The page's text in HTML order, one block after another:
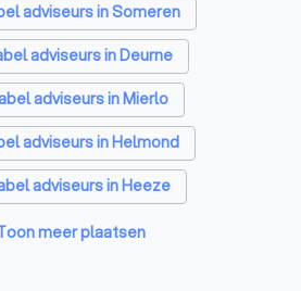
adviseurs in Someren
adviseurs in Deurne
adviseurs in Mierlo
adviseurs in Helmond
adviseurs in Heeze
adviseurs in Nederweert
meer plaatsen